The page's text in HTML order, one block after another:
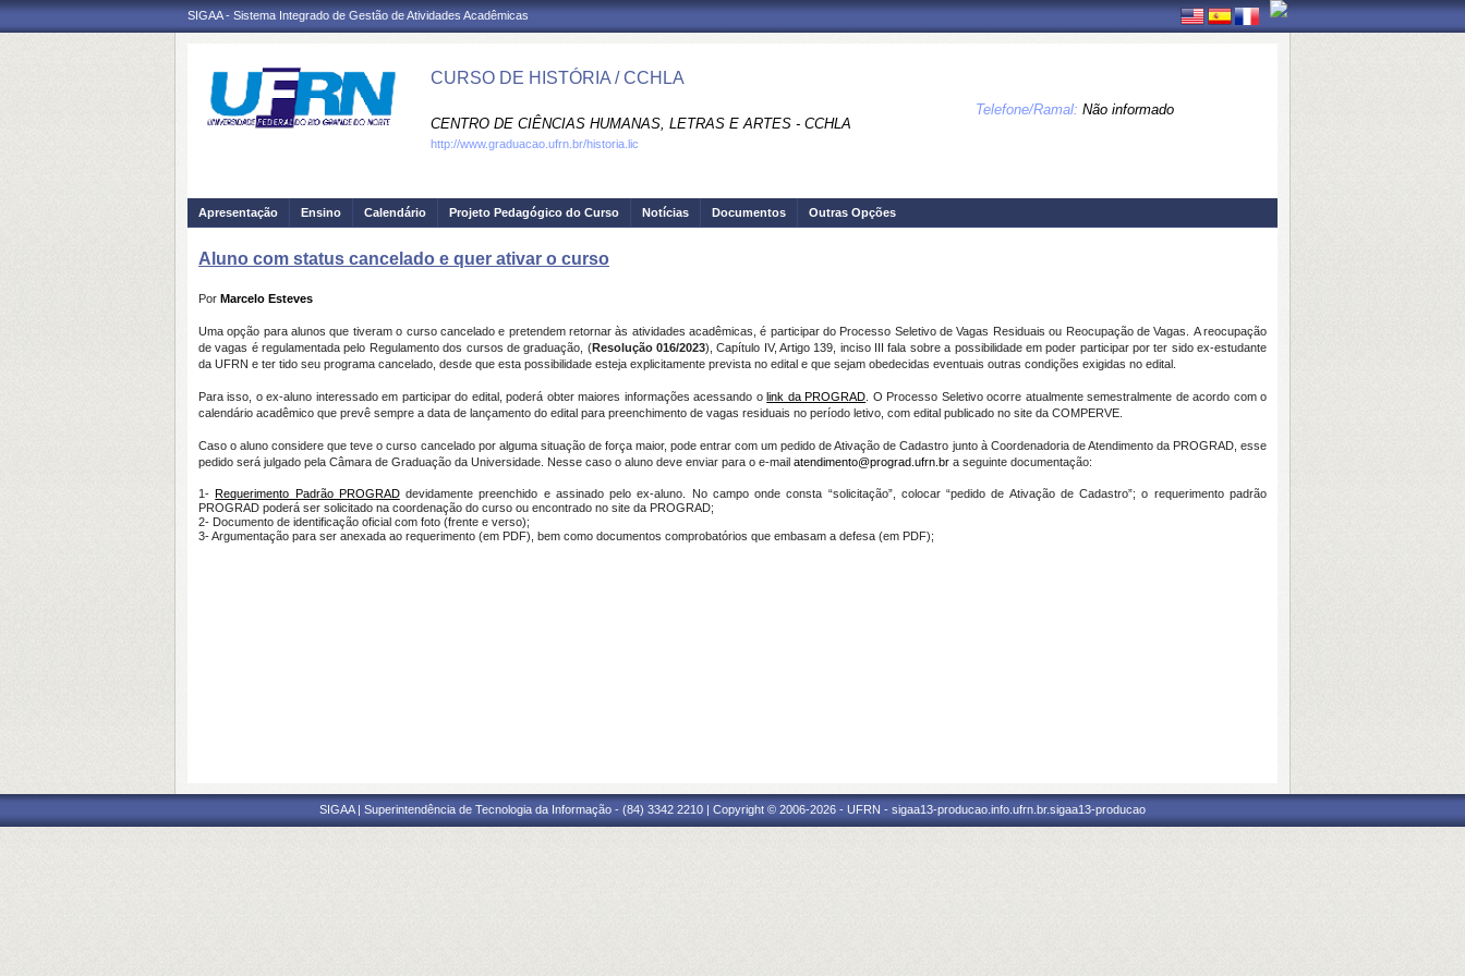
SIGAA - Sistema Integrado de Gestão de Atividades Acadêmicas
CURSO DE HISTÓRIA / CCHLA
CENTRO DE CIÊNCIAS HUMANAS, LETRAS E ARTES - CCHLA
Telefone/Ramal: Não informado
http://www.graduacao.ufrn.br/historia.lic
Apresentação Ensino Calendário Projeto Pedagógico do Curso Notícias Documentos Outras Opções
Aluno com status cancelado e quer ativar o curso
Por Marcelo Esteves
Uma opção para alunos que tiveram o curso cancelado e pretendem retornar às atividades acadêmicas, é participar do Processo Seletivo de Vagas Residuais ou Reocupação de Vagas. A reocupação
de vagas é regulamentada pelo Regulamento dos cursos de graduação, (Resolução 016/2023), Capítulo IV, Artigo 139, inciso III fala sobre a possibilidade em poder participar por ter sido ex-estudante
da UFRN e ter tido seu programa cancelado, desde que esta possibilidade esteja explicitamente prevista no edital e que sejam obedecidas eventuais outras condições exigidas no edital.
Para isso, o ex-aluno interessado em participar do edital, poderá obter maiores informações acessando olink da PROGRAD . O Processo Seletivo ocorre atualmente semestralmente de acordo com o
calendário acadêmico que prevê sempre a data de lançamento do edital para preenchimento de vagas residuais no período letivo, com edital publicado no site da COMPERVE
Caso o aluno considere que teve o curso cancelado por alguma situação de força maior, pode entrar com um pedido de Ativação de Cadastro junto à Coordenadoria de Atendimento da PROGRAD, esse
pedido será julgado pela Câmara de Graduação da Universidade. Nesse caso o aluno deve enviar para o e-mail atendimento@prograd.ufrn.br a seguinte documentação:
1-Requerimento Padrão PROGRADdevidamente preenchido e assinado pelo ex-aluno. No campo onde consta “solicitação”, colocar “pedido de Ativação de Cadastro”; o requerimento padrão
PROGRAD poderá ser solicitado na coordenação do curso ou encontrado no site da PROGRAD;
2- Documento de identificação oficial com foto (frente e verso);
3- Argumentação para ser anexada ao requerimento (em PDF), bem como documentos comprobatórios que embasam a defesa (em PDF);
SIGAA | Superintendência de Tecnologia da Informação - (84) 3342 2210 | Copyright © 2006-2026 - UFRN - sigaa13-producao.info.ufrn.br.sigaa13-producao